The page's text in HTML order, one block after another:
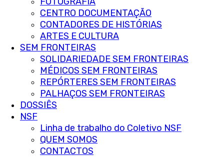
CENTRO DOCUMENTAÇÃO
CONTADORES DE HISTÓRIAS
ARTES E CULTURA
SEM FRONTEIRAS
SOLIDARIEDADE SEM FRONTEIRAS
MÉDICOS SEM FRONTEIRAS
REPÓRTERES SEM FRONTEIRAS
PALHAÇOS SEM FRONTEIRAS
DOSSIÊS
NSF
Linha de trabalho do Coletivo NSF
QUEM SOMOS
CONTACTOS